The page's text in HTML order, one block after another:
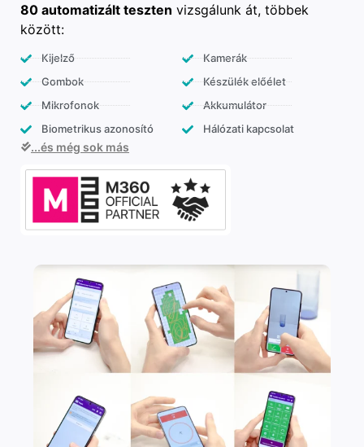
80 automatizált teszten vizsgálunk át, többek
között:
Kijelző
Gombok
Mikrofonok
Biometrikus azonosító
Kamerák
Készülék előélet
Akkumulátor
Hálózati kapcsolat
...és még sok más